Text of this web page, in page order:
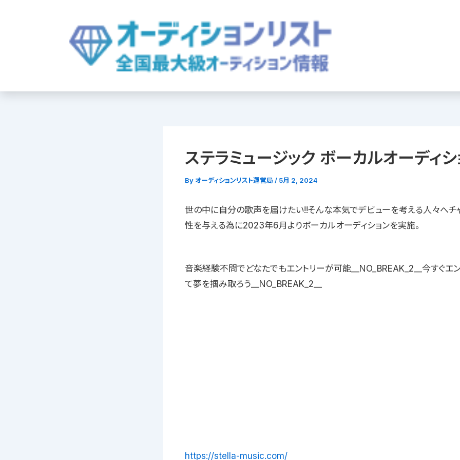
ステラミュージック ボーカルオーディシ
By オーディションリスト運営局 / 5月 2, 2024
世の中に自分の歌声を届けたい!!そんな本気でデビューを考える人々へチ
性を与える為に2023年6月よりボーカルオーディションを実施。
音楽経験不問でどなたでもエントリーが可能__NO_BREAK_2__今すぐエ
て夢を掴み取ろう__NO_BREAK_2__
https://stella-music.com/